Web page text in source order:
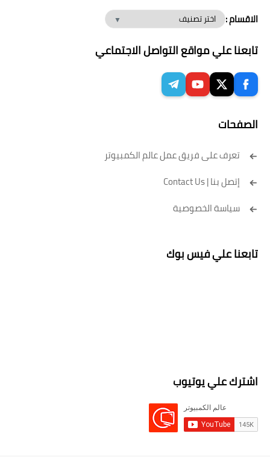
الاقسام :
تابعنا علي مواقع التواصل الاجتماعي
الصفحات
تعرف على فريق عمل عالم الكمبيوتر
إتصل بنا | Contact Us
سياسة الخصوصية
تابعنا علي فيس بوك
اشترك علي يوتيوب